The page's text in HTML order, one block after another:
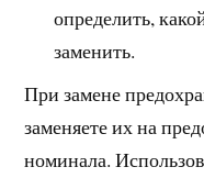
определить,
заменить.
При замене
заменяете их на
номинала.